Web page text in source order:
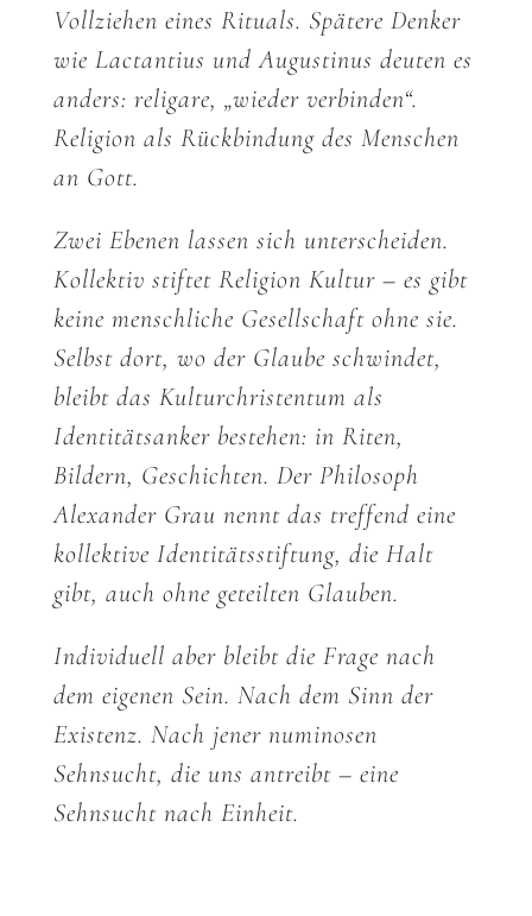
Vollziehen eines Rituals. Spätere Denker
wie Lactantius und Augustinus deuten es
anders: religare, „wieder verbinden“.
Religion als Rückbindung des Menschen
an Gott.
Zwei Ebenen lassen sich unterscheiden.
Kollektiv stiftet Religion Kultur – es gibt
keine menschliche Gesellschaft ohne sie.
Selbst dort, wo der Glaube schwindet,
bleibt das Kulturchristentum als
Identitätsanker bestehen: in Riten,
Bildern, Geschichten. Der Philosoph
Alexander Grau nennt das treffend eine
kollektive Identitätsstiftung, die Halt
gibt, auch ohne geteilten Glauben.
Individuell aber bleibt die Frage nach
dem eigenen Sein. Nach dem Sinn der
Existenz. Nach jener numinosen
Sehnsucht, die uns antreibt – eine
Sehnsucht nach Einheit.